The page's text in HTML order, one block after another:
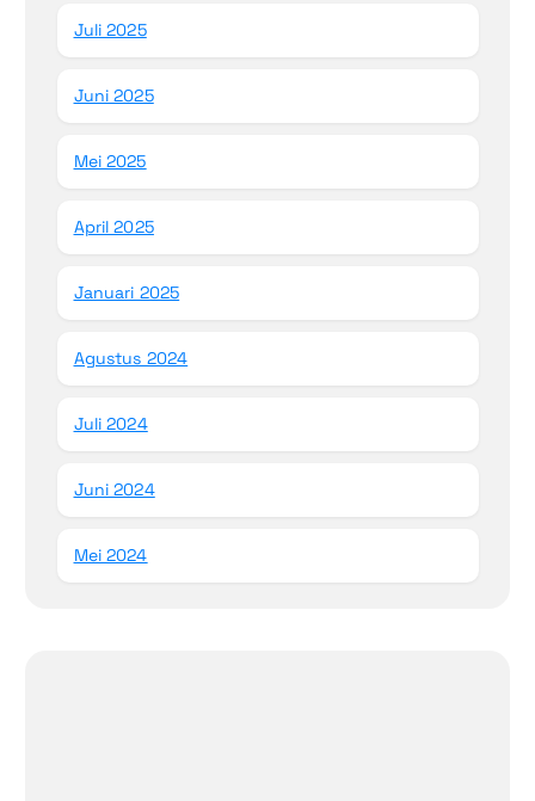
Juli 2025
Juni 2025
Mei 2025
April 2025
Januari 2025
Agustus 2024
Juli 2024
Juni 2024
Mei 2024